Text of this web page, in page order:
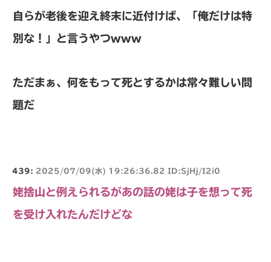
自らが老後を迎え終末に近付けば、「俺だけは特
別な！」と言うやつwww
ただまぁ、何をもって死とするかは常々難しい問
題だ
439: 2025/07/09(水) 19:26:36.82 ID:SjHj/I2i0
姥捨山と例えられるがあの話の姥は子を想って死
を受け入れたんだけどな